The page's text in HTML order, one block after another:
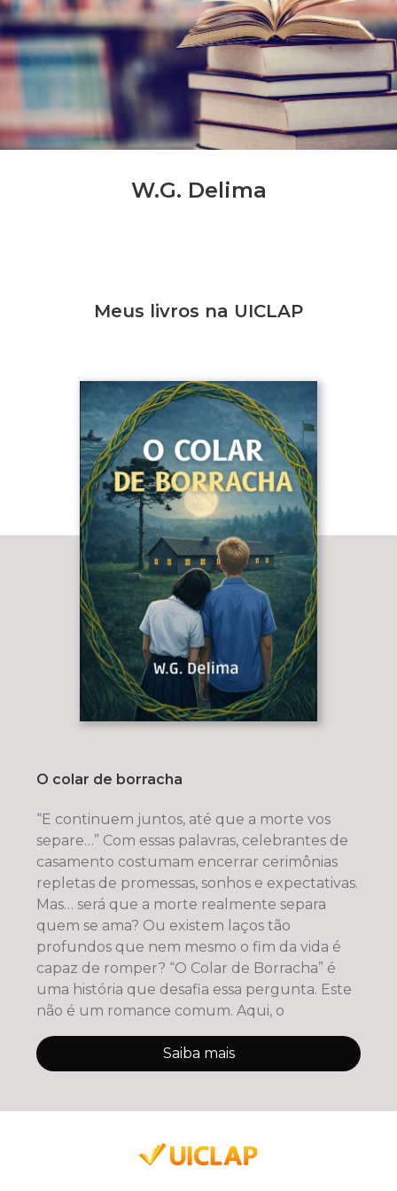
W.G. Delima
Meus livros na UICLAP
O colar de borracha
“E continuem juntos, até que a morte vos
separe…” Com essas palavras, celebrantes de
casamento costumam encerrar cerimônias
repletas de promessas, sonhos e expectativas.
Mas… será que a morte realmente separa
quem se ama? Ou existem laços tão
profundos que nem mesmo o fim da vida é
capaz de romper? “O Colar de Borracha” é
uma história que desafia essa pergunta. Este
não é um romance comum. Aqui, o
Saiba mais